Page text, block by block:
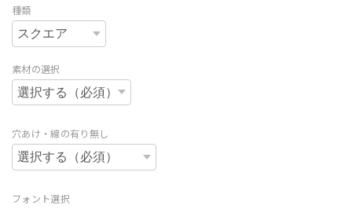
種類
素材の選択
穴あけ・線の有り無し
フォント選択